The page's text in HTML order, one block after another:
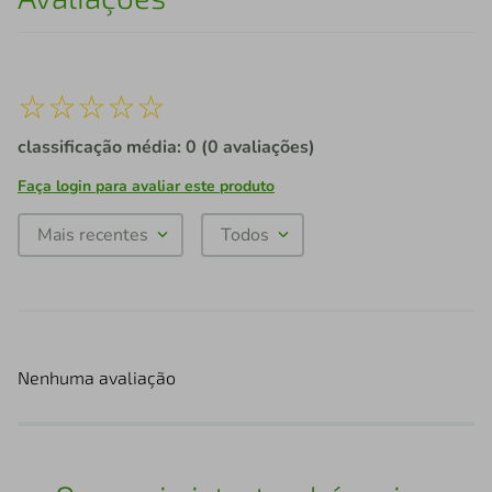
☆☆☆☆☆
classificação média: 0 (0 avaliações)
Faça login para avaliar este produto
Mais recentes Todos
Nenhuma avaliação